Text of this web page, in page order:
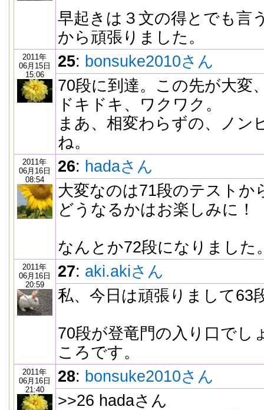
早起きは３文の得とでも言
から頑張りました。
2011年
06月15日
15:06
25: bonsuke2010さん
70段に到達。この先が大変
ドキドキ、ワクワク。
まあ、相変わらずの、ノン
ね。
2011年
06月16日
08:54
26: hadaさん
大変なのは71段のテストか
どうなるかはお楽しみに！
なんとか72段になりました
2011年
06月16日
20:59
27: aki.akiさん
私、今日は頑張りまして63
70段が登竜門の入り口でし
ころです。
2011年
06月16日
21:40
28: bonsuke2010さん
>>26 hadaさん